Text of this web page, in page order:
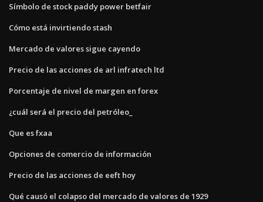
Símbolo de stock paddy power betfair
Cómo está invirtiendo stash
Mercado de valores sigue cayendo
Precio de las acciones de arl infratech ltd
Porcentaje de nivel de margen en forex
¿cuál será el precio del petróleo_
Que es fxaa
Opciones de comercio de información
Precio de las acciones de eeft hoy
Qué causó el colapso del mercado de valores de 1929